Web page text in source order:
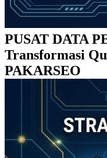
PUSAT DATA
Transformasi
PAKARSEO